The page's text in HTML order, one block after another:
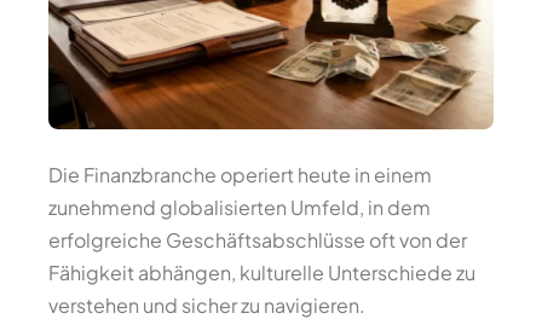
Die Finanzbranche operiert heute in einem
zunehmend globalisierten Umfeld, in dem
erfolgreiche Geschäftsabschlüsse oft von der
Fähigkeit abhängen, kulturelle Unterschiede zu
verstehen und sicher zu navigieren.